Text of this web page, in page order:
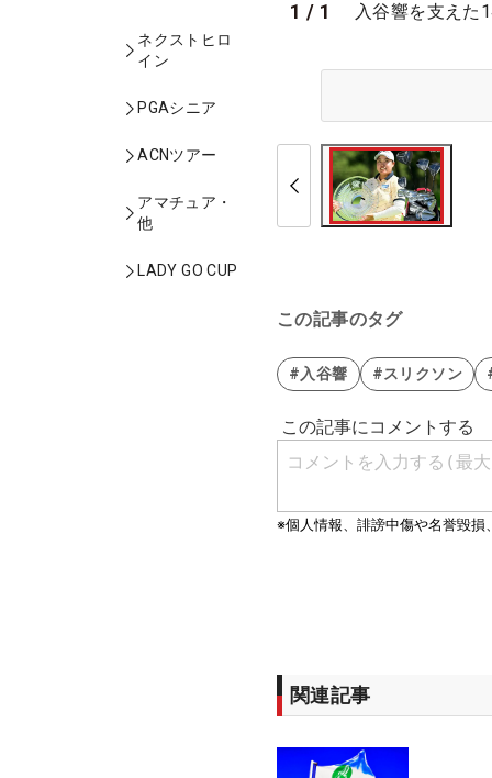
ネクストヒロ
イン
PGAシニア
ACNツアー
アマチュア・
他
LADY GO CUP
1 / 1 入谷響を支えた
この記事のタグ
#入谷響 #スリクソン
関連記事